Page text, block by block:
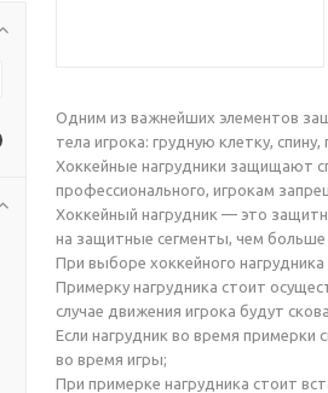
Одним из важнейших элементов
тела игрока: грудную клетку,
Хоккейные нагрудники защищают
профессионального, игрокам
Хоккейный нагрудник — это
на защитные сегменты, чем больше
При выборе хоккейного
Примерку нагрудника стоит
случае движения игрока будут
Если нагрудник во время
во время игры;
При примерке нагрудника стоит